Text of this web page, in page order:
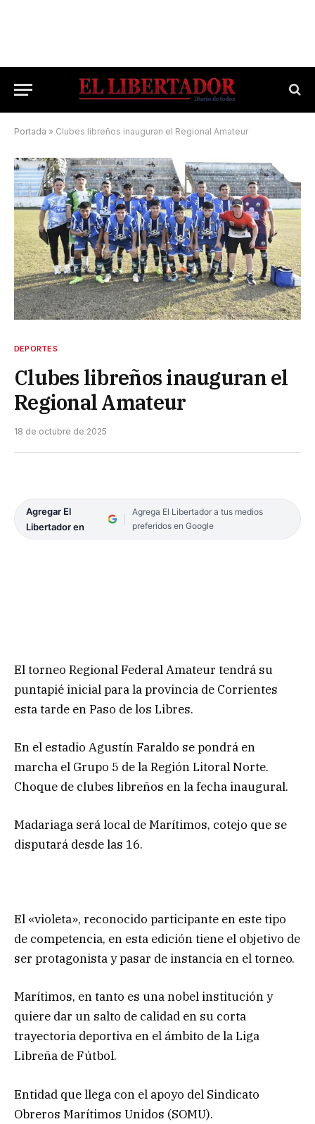
Portada » Clubes libreños inauguran el Regional Amateur
DEPORTES
Clubes libreños inauguran el
Regional Amateur
18 de octubre de 2025
Agregar El
Libertador en
Agrega El Libertador a tus medios
preferidos en Google
El torneo Regional Federal Amateur tendrá su
puntapié inicial para la provincia de Corrientes
esta tarde en Paso de los Libres.
En el estadio Agustín Faraldo se pondrá en
marcha el Grupo 5 de la Región Litoral Norte.
Choque de clubes libreños en la fecha inaugural.
Madariaga será local de Marítimos, cotejo que se
disputará desde las 16.
El «violeta», reconocido participante en este tipo
de competencia, en esta edición tiene el objetivo de
ser protagonista y pasar de instancia en el torneo.
Marítimos, en tanto es una nobel institución y
quiere dar un salto de calidad en su corta
trayectoria deportiva en el ámbito de la Liga
Libreña de Fútbol.
Entidad que llega con el apoyo del Sindicato
Obreros Marítimos Unidos (SOMU).